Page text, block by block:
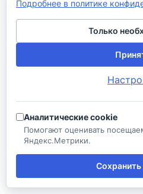
© 2026 ИП Сибирцев И. В.
Разработано в
Подробнее в политике
Только
Аналитические cookie
Помогают оценивать
Яндекс.Метрики.